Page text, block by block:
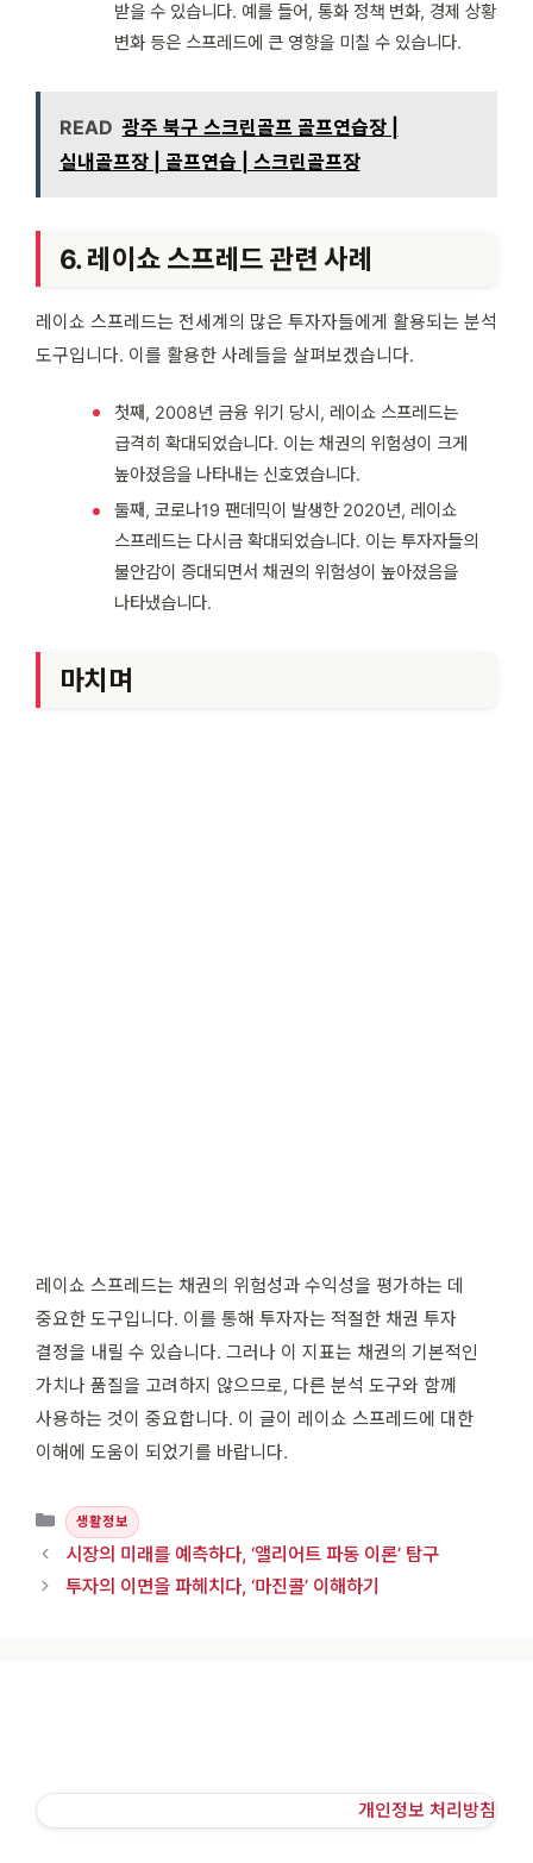
받을 수 있습니다. 예를 들어, 통화 정책 변화, 경제 상황
변화 등은 스프레드에 큰 영향을 미칠 수 있습니다.
READ 광주 북구 스크린골프 골프연습장 |
실내골프장 | 골프연습 | 스크린골프장
6. 레이쇼 스프레드 관련 사례
레이쇼 스프레드는 전세계의 많은 투자자들에게 활용되는 분석
도구입니다. 이를 활용한 사례들을 살펴보겠습니다.
첫째, 2008년 금융 위기 당시, 레이쇼 스프레드는
급격히 확대되었습니다. 이는 채권의 위험성이 크게
높아졌음을 나타내는 신호였습니다.
둘째, 코로나19 팬데믹이 발생한 2020년, 레이쇼
스프레드는 다시금 확대되었습니다. 이는 투자자들의
불안감이 증대되면서 채권의 위험성이 높아졌음을
나타냈습니다.
마치며
레이쇼 스프레드는 채권의 위험성과 수익성을 평가하는 데
중요한 도구입니다. 이를 통해 투자자는 적절한 채권 투자
결정을 내릴 수 있습니다. 그러나 이 지표는 채권의 기본적인
가치나 품질을 고려하지 않으므로, 다른 분석 도구와 함께
사용하는 것이 중요합니다. 이 글이 레이쇼 스프레드에 대한
이해에 도움이 되었기를 바랍니다.
카테고리
생활정보
시장의 미래를 예측하다, ‘앨리어트 파동 이론’ 탐구
투자의 이면을 파헤치다, ‘마진콜’ 이해하기
개인정보 처리방침